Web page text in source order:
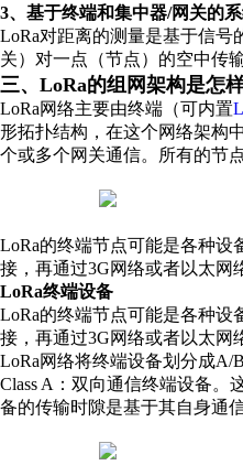
3、基于终端和集中器/网关的
LoRa对距离的测量是基于信号
关）对一点（节点）的空中传
三、LoRa的组网架构是怎
LoRa网络主要由终端（可内置
形拓扑结构，在这个网络架构
个或多个网关通信。所有的节
LoRa的终端节点可能是各种设
接，再通过3G网络或者以太网
LoRa终端设备
LoRa的终端节点可能是各种设
接，再通过3G网络或者以太网
LoRa网络将终端设备划分成A/
Class A：双向通信终端设备
备的传输时隙是基于其自身通